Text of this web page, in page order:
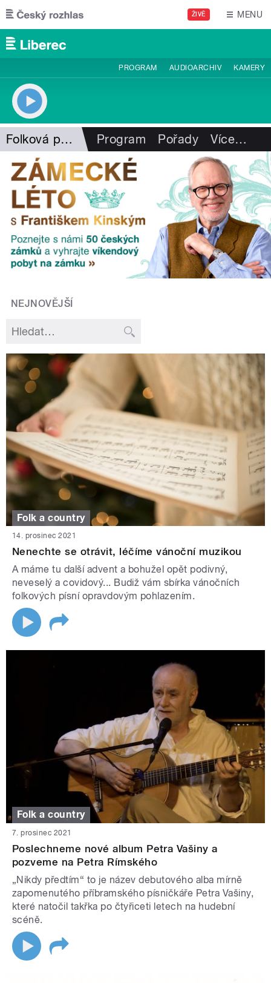
Přejít k hlavnímu obsahu
ŽIVĚ MENU
PROGRAM AUDIOARCHIV KAMERY
Folková pohlazení Program Pořady Více…
NEJNOVĚJŠÍ
Folk a country
14. prosinec 2021
Nenechte se otrávit, léčíme vánoční muzikou
A máme tu další advent a bohužel opět podivný,
neveselý a covidový... Budiž vám sbírka vánočních
folkových písní opravdovým pohlazením.
Folk a country
7. prosinec 2021
Poslechneme nové album Petra Vašiny a
pozveme na Petra Rímského
„Nikdy předtím“ to je název debutového alba mírně
zapomenutého příbramského písničkáře Petra Vašiny,
které natočil takřka po čtyřiceti letech na hudební
scéně.